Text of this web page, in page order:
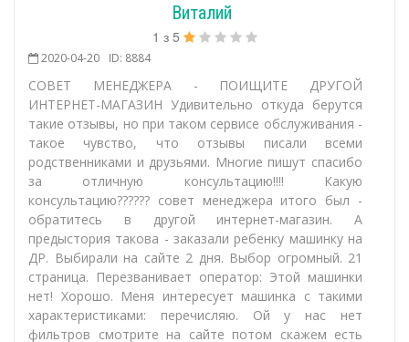
Виталий
1 з 5
2020-04-20 ID: 8884
СОВЕТ МЕНЕДЖЕРА - ПОИЩИТЕ ДРУГОЙ
ИНТЕРНЕТ-МАГАЗИН Удивительно откуда берутся
такие отзывы, но при таком сервисе обслуживания -
такое чувство, что отзывы писали всеми
родственниками и друзьями. Многие пишут спасибо
за отличную консультацию!!!! Какую
консультацию?????? совет менеджера итого был -
обратитесь в другой интернет-магазин. А
предыстория такова - заказали ребенку машинку на
ДР. Выбирали на сайте 2 дня. Выбор огромный. 21
страница. Перезванивает оператор: Этой машинки
нет! Хорошо. Меня интересует машинка с такими
характеристиками: перечисляю. Ой у нас нет
фильтров смотрите на сайте потом скажем есть